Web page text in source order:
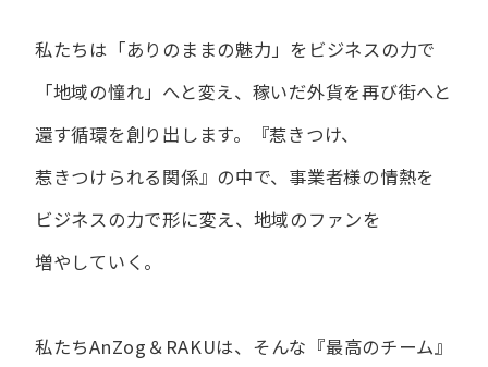
私たちは​「ありの​ままの​魅力」を​ビジネスの​力で​
「地域の​憧れ」へと​変え、 稼いだ外貨を​再び街へと​
還す循環を​創り出します。
『惹きつけ、​
惹きつけられる​関係』の​中で、​事業者様の​情熱を​
ビジネスの​力で​形に​変え、 地域の​ファンを​
増やしていく。
私たちAnZog＆RAKUは、​そんな​『最高の​チーム』